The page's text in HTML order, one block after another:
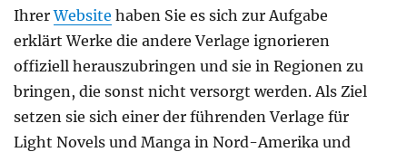
IhrerWebsite haben Sie es sich zur Aufgabe
erklärt Werke die andere Verlage ignorieren
offiziell herauszubringen und sie in Regionen zu
bringen, die sonst nicht versorgt werden. Als Ziel
setzen sie sich einer der führenden Verlage für
Light Novels und Manga in Nord-Amerika und